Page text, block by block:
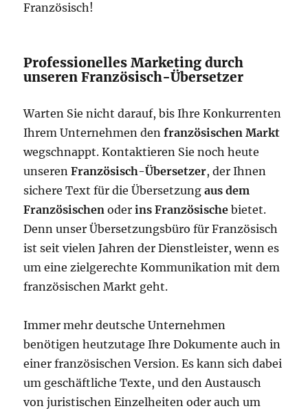
Französisch!
Professionelles Marketing durch
unseren Französisch-Übersetzer
Warten Sie nicht darauf, bis Ihre Konkurrenten
Ihrem Unternehmen denfranzösischen Markt
wegschnappt. Kontaktieren Sie noch heute
unserenFranzösisch-Übersetzer, der Ihnen
sichere Text für die Übersetzungaus dem
Französischen oderins Französische bietet.
Denn unser Übersetzungsbüro für Französisch
ist seit vielen Jahren der Dienstleister, wenn es
um eine zielgerechte Kommunikation mit dem
französischen Markt geht.
Immer mehr deutsche Unternehmen
benötigen heutzutage Ihre Dokumente auch in
einer französischen Version. Es kann sich dabei
um geschäftliche Texte, und den Austausch
von juristischen Einzelheiten oder auch um